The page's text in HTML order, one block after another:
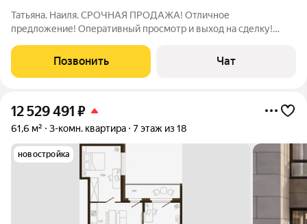
Татьяна. Наиля. СРОЧНАЯ ПРОДАЖА! Отличное
предложение! Оперативный просмотр и выход на сделку!
трехкомнатная квартира с изолированными комнатами.
Квартира полностью обустроена для комфортного
Позвонить Чат
12 529 491 ₽
61,6 м² 3-комн. квартира 7 этаж из 18
новостройка